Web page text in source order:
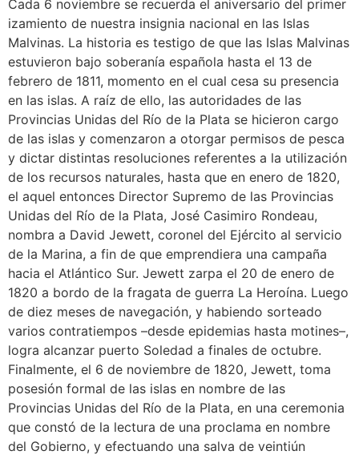
Cada 6 noviembre se recuerda el aniversario del primer
izamiento de nuestra insignia nacional en las Islas
Malvinas. La historia es testigo de que las Islas Malvinas
estuvieron bajo soberanía española hasta el 13 de
febrero de 1811, momento en el cual cesa su presencia
en las islas. A raíz de ello, las autoridades de las
Provincias Unidas del Río de la Plata se hicieron cargo
de las islas y comenzaron a otorgar permisos de pesca
y dictar distintas resoluciones referentes a la utilización
de los recursos naturales, hasta que en enero de 1820,
el aquel entonces Director Supremo de las Provincias
Unidas del Río de la Plata, José Casimiro Rondeau,
nombra a David Jewett, coronel del Ejército al servicio
de la Marina, a fin de que emprendiera una campaña
hacia el Atlántico Sur. Jewett zarpa el 20 de enero de
1820 a bordo de la fragata de guerra La Heroína. Luego
de diez meses de navegación, y habiendo sorteado
varios contratiempos –desde epidemias hasta motines–,
logra alcanzar puerto Soledad a finales de octubre.
Finalmente, el 6 de noviembre de 1820, Jewett, toma
posesión formal de las islas en nombre de las
Provincias Unidas del Río de la Plata, en una ceremonia
que constó de la lectura de una proclama en nombre
del Gobierno, y efectuando una salva de veintiún